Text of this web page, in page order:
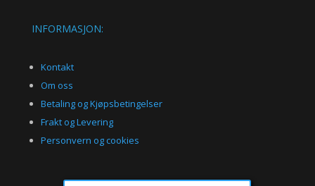
INFORMASJON:
Kontakt
Om oss
Betaling og Kjøpsbetingelser
Frakt og Levering
Personvern og cookies